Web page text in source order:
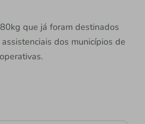
que já foram destinados
dos municípios de